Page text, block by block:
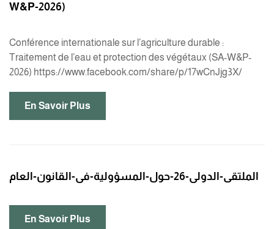
W&P-2026)
Conférence internationale sur l’agriculture durable :
Traitement de l’eau et protection des végétaux (SA-W&P-
2026) https://www.facebook.com/share/p/17wCnJjg3X/
En Savoir Plus
الملتقى-الدولي-26-حول-المسؤولية-في-القانون-العام
En Savoir Plus